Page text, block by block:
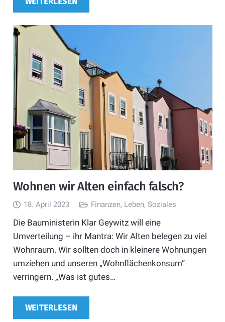
Wohnen wir Alten einfach falsch?
18. April 2023 Finanzen, Leben,Soziales
Die Bauministerin Klar Geywitz will eine
Umverteilung – ihr Mantra: Wir Alten belegen zu viel
Wohnraum. Wir sollten doch in kleinere Wohnungen
umziehen und unseren „Wohnflächenkonsum“
verringern. „Was ist gutes…
WEITERLESEN